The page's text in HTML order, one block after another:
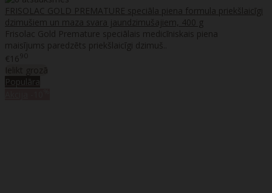
FRISOLAC GOLD PREMATURE speciāla piena formula priekšlaicīgi
dzimušiem un maza svara jaundzimušajiem, 400 g
Frisolac Gold Premature speciālais medicīniskais piena
maisījums paredzēts priekšlaicīgi dzimuš..
€1690
Ielikt grozā
Populāra